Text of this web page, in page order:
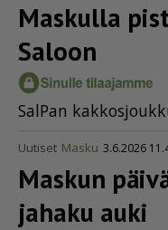
Maskulla
Saloon
Sal­Pan
Uutiset Masku 3.6.2026
Maskun
jahaku auki